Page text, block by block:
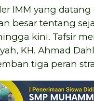
IMM yang
besar tentang
kini. Tafsir
KH. Ahmad
tiga peran